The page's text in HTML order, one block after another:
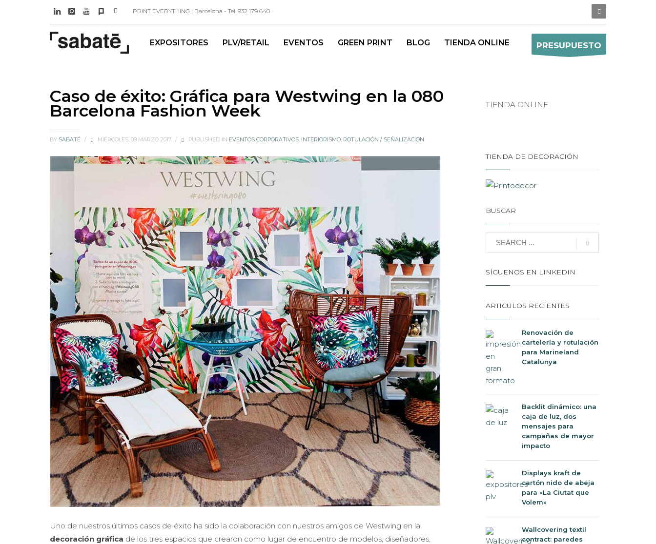
PRINT EVERYTHING | Barcelona - Tel. 932 179 640
EXPOSITORES PLV/RETAIL EVENTOS GREEN PRINT BLOG TIENDA ONLINE PRESUPUESTO
Caso de éxito: Gráfica para Westwing en la 080
Barcelona Fashion Week
BY SABATÉ / MIÉRCOLES, 08 MARZO 2017 / PUBLISHED IN EVENTOS CORPORATIVOS, INTERIORISMO, ROTULACIÓN / SEÑALIZACIÓN
Uno de nuestros últimos casos de éxito ha sido la colaboración con nuestros amigos de Westwing en la
decoración gráfica de los tres espacios que crearon como lugar de encuentro de modelos, diseñadores,
TIENDA ONLINE
TIENDA DE DECORACIÓN
BUSCAR
SÍGUENOS EN LINKEDIN
ARTICULOS RECIENTES
Renovación de
cartelería y rotulación
para Marineland
Catalunya
Backlit dinámico: una
caja de luz, dos
mensajes para
campañas de mayor
impacto
Displays kraft de
cartón nido de abeja
para «La Ciutat que
Volem»
Wallcovering textil
contract: paredes